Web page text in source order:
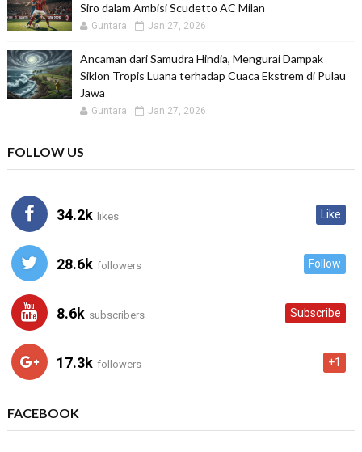
Siro dalam Ambisi Scudetto AC Milan
Guntara Jan 27, 2026
Ancaman dari Samudra Hindia, Mengurai Dampak
Siklon Tropis Luana terhadap Cuaca Ekstrem di Pulau
Jawa
Guntara Jan 27, 2026
FOLLOW US
34.2k likes Like
28.6k followers Follow
8.6k subscribers Subscribe
17.3k followers +1
FACEBOOK